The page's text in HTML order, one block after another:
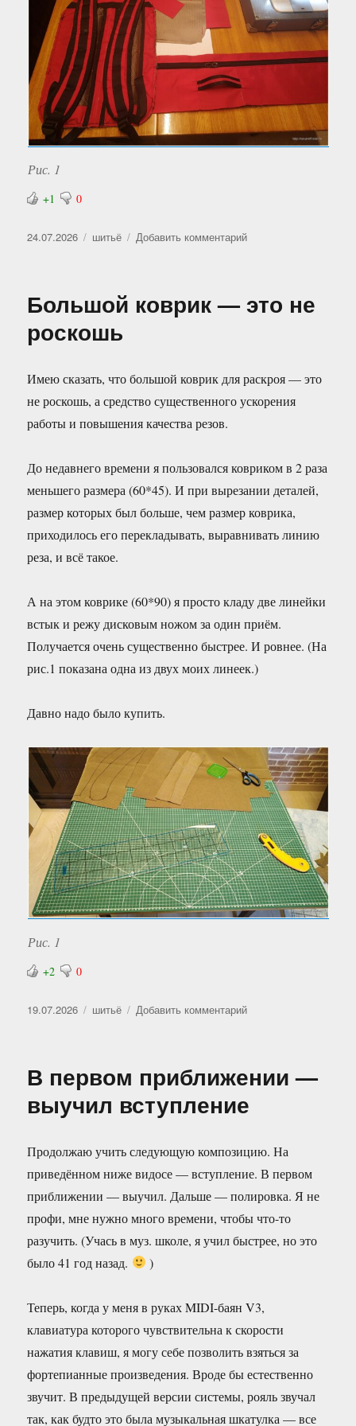
Рис. 1
+1 0
Опубликовано
24.07.2026 Рубрики
шитьё Добавить комментарийк
—
Большой коврик — это не
роскошь
Имею сказать, что большой коврик для раскроя — это
не роскошь, а средство существенного ускорения
работы и повышения качества резов.
До недавнего времени я пользовался ковриком в 2 раза
меньшего размера (60*45). И при вырезании деталей,
размер которых был больше, чем размер коврика,
приходилось его перекладывать, выравнивать линию
реза, и всё такое.
А на этом коврике (60*90) я просто кладу две линейки
встык и режу дисковым ножом за один приём.
Получается очень существенно быстрее. И ровнее. (На
рис.1 показана одна из двух моих линеек.)
Давно надо было купить.
Рис. 1
+2 0
Опубликовано
19.07.2026 Рубрики
шитьё Добавить комментарийк
—
не
В первом приближении —
выучил вступление
Продолжаю учить следующую композицию. На
приведённом ниже видосе — вступление. В первом
приближении — выучил. Дальше — полировка. Я не
профи, мне нужно много времени, чтобы что-то
разучить. (Учась в муз. школе, я учил быстрее, но это
было 41 год назад.
)
Теперь, когда у меня в руках MIDI-баян V3,
клавиатура которого чувствительна к скорости
нажатия клавиш, я могу себе позволить взяться за
фортепианные произведения. Вроде бы естественно
звучит. В предыдущей версии системы, рояль звучал
так, как будто это была музыкальная шкатулка — все